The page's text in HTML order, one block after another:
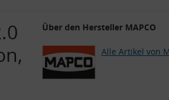
Über den Hersteller MAPCO
Alle Artikel von